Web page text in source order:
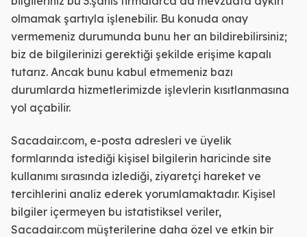
olmamak şartıyla işlenebilir. Bu konuda onay
vermemeniz durumunda bunu her an bildirebilirsiniz;
biz de bilgilerinizi gerektiği şekilde erişime kapalı
tutarız. Ancak bunu kabul etmemeniz bazı
durumlarda hizmetlerimizde işlevlerin kısıtlanmasına
yol açabilir.
Sacadair.com, e-posta adresleri ve üyelik
formlarında istediği kişisel bilgilerin haricinde site
kullanımı sırasında izlediği, ziyaretçi hareket ve
tercihlerini analiz ederek yorumlamaktadır. Kişisel
bilgiler içermeyen bu istatistiksel veriler,
Sacadair.com müşterilerine daha özel ve etkin bir